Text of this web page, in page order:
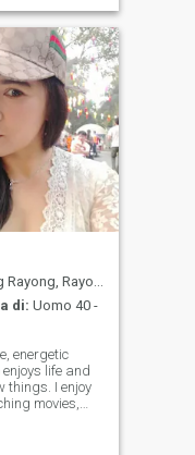
and ready to
Rayong, Thailandia
di: Uomo 40 -
energetic
life and
things. I enjoy
movies,